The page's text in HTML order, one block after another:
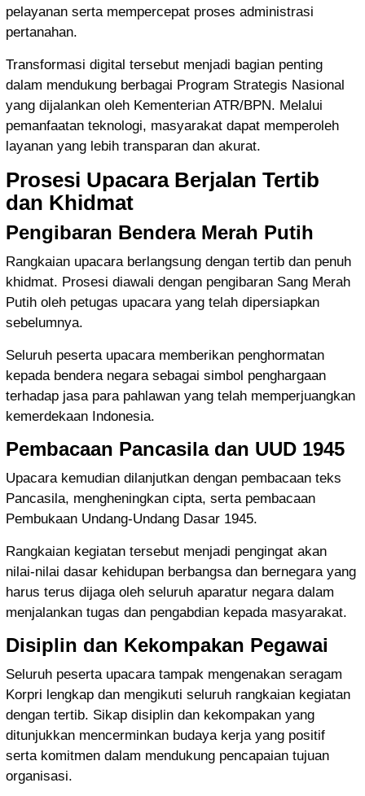
pelayanan serta mempercepat proses administrasi
pertanahan.
Transformasi digital tersebut menjadi bagian penting
dalam mendukung berbagai Program Strategis Nasional
yang dijalankan oleh Kementerian ATR/BPN. Melalui
pemanfaatan teknologi, masyarakat dapat memperoleh
layanan yang lebih transparan dan akurat.
Prosesi Upacara Berjalan Tertib
dan Khidmat
Pengibaran Bendera Merah Putih
Rangkaian upacara berlangsung dengan tertib dan penuh
khidmat. Prosesi diawali dengan pengibaran Sang Merah
Putih oleh petugas upacara yang telah dipersiapkan
sebelumnya.
Seluruh peserta upacara memberikan penghormatan
kepada bendera negara sebagai simbol penghargaan
terhadap jasa para pahlawan yang telah memperjuangkan
kemerdekaan Indonesia.
Pembacaan Pancasila dan UUD 1945
Upacara kemudian dilanjutkan dengan pembacaan teks
Pancasila, mengheningkan cipta, serta pembacaan
Pembukaan Undang-Undang Dasar 1945.
Rangkaian kegiatan tersebut menjadi pengingat akan
nilai-nilai dasar kehidupan berbangsa dan bernegara yang
harus terus dijaga oleh seluruh aparatur negara dalam
menjalankan tugas dan pengabdian kepada masyarakat.
Disiplin dan Kekompakan Pegawai
Seluruh peserta upacara tampak mengenakan seragam
Korpri lengkap dan mengikuti seluruh rangkaian kegiatan
dengan tertib. Sikap disiplin dan kekompakan yang
ditunjukkan mencerminkan budaya kerja yang positif
serta komitmen dalam mendukung pencapaian tujuan
organisasi.